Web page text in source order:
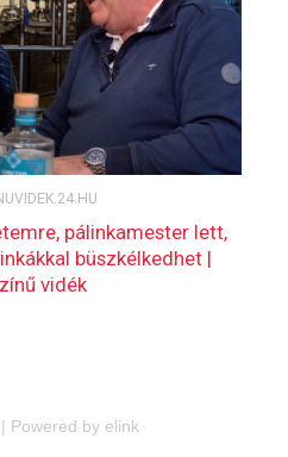
| Powered by elink